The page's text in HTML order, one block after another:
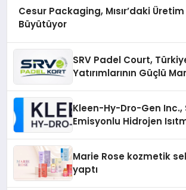
Cesur Packaging, Mısır’daki
Büyütüyor
SRV Padel Court,
Yatırımlarının Güçlü
Kleen-Hy-Dro-Gen Inc.,
Emisyonlu Hidrojen
Marie Rose kozmetik
yaptı